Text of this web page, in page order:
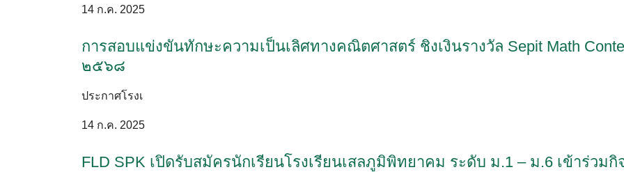
14 ก.ค. 2025
การสอบแข่งขันทักษะความเป็นเลิศทางคณิตศาสตร์ ชิงเงินรางวัล Sepit Math
๒๕๖๘
ประกาศโรงเ
14 ก.ค. 2025
FLD SPK เปิดรับสมัครนักเรียนโรงเรียนเสลภูมิพิทยาคม ระดับ ม.1 – ม.6 เข้าร่วม